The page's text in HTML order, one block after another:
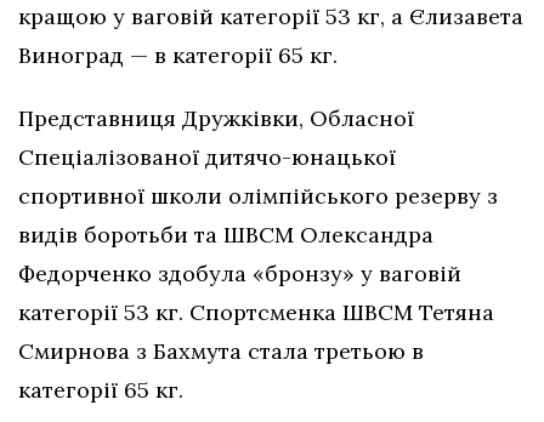
кращою у ваговій категорії 53 кг, а Єлизавета
Виноград — в категорії 65 кг.
Представниця Дружківки, Обласної
Спеціалізованої дитячо-юнацької
спортивної школи олімпійського резерву з
видів боротьби та ШВСМ Олександра
Федорченко здобула «бронзу» у ваговій
категорії 53 кг. Спортсменка ШВСМ Тетяна
Смирнова з Бахмута стала третьою в
категорії 65 кг.